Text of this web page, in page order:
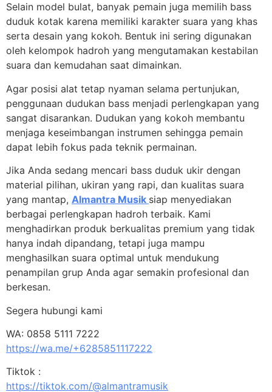
Selain model bulat, banyak pemain juga memilih bass
duduk kotak karena memiliki karakter suara yang khas
serta desain yang kokoh. Bentuk ini sering digunakan
oleh kelompok hadroh yang mengutamakan kestabilan
suara dan kemudahan saat dimainkan.
Agar posisi alat tetap nyaman selama pertunjukan,
penggunaan dudukan bass menjadi perlengkapan yang
sangat disarankan. Dudukan yang kokoh membantu
menjaga keseimbangan instrumen sehingga pemain
dapat lebih fokus pada teknik permainan.
Jika Anda sedang mencari bass duduk ukir dengan
material pilihan, ukiran yang rapi, dan kualitas suara
yang mantap, Almantra Musik siap menyediakan
berbagai perlengkapan hadroh terbaik. Kami
menghadirkan produk berkualitas premium yang tidak
hanya indah dipandang, tetapi juga mampu
menghasilkan suara optimal untuk mendukung
penampilan grup Anda agar semakin profesional dan
berkesan.
Segera hubungi kami
WA: 0858 5111 7222
https://wa.me/+6285851117222
Tiktok :
https://tiktok.com/@almantramusik